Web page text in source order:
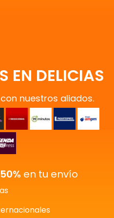
EN DELICIAS
con nuestros aliados.
50% en tu envío